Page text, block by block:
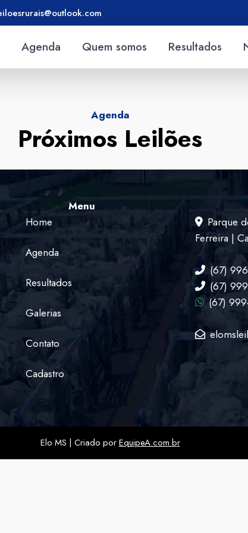
Agenda Quem somos Resultados
Agenda
Próximos Leilões
Menu
Home
Agenda
Resultados
Galerias
Contato
Cadastro
Parque
Ferreira |
(67)
(67)
(67)
Elo MS | Criado porEquipeA.com.br